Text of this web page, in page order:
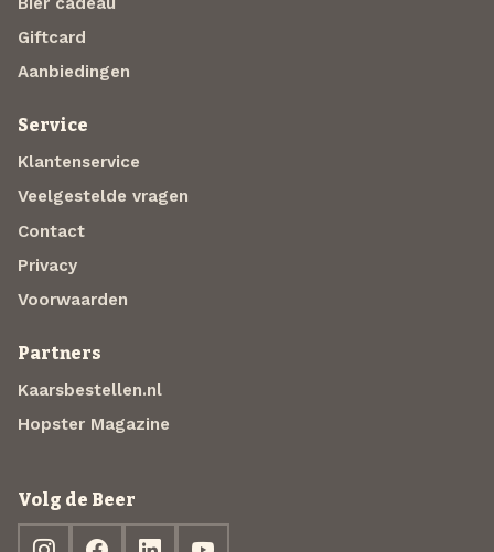
Giftcard
Aanbiedingen
Service
Klantenservice
Veelgestelde vragen
Contact
Privacy
Voorwaarden
Partners
Kaarsbestellen.nl
Hopster Magazine
Volg de Beer